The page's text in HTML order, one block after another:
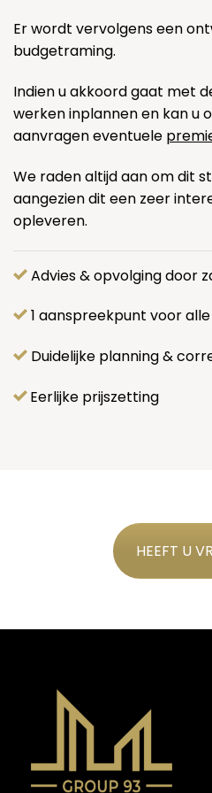
Er wordt vervolgens een
budgetraming.
Indien u akkoord gaat met
werken inplannen en kan u
aanvragen eventuele
We raden altijd aan om dit
aangezien dit een zeer
opleveren.
Advies & opvolging door
1 aanspreekpunt voor
Duidelijke planning &
Eerlijke prijszetting
HEEFT U